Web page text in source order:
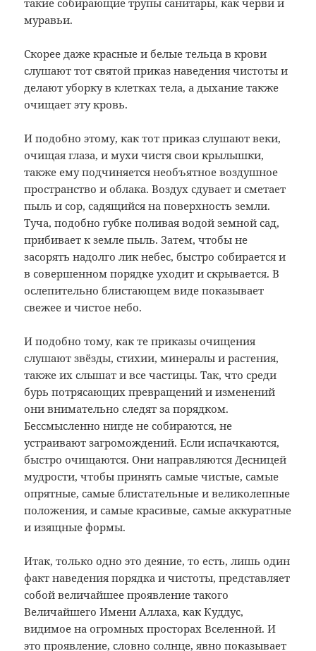
такие собирающие трупы санитары, как черви и
муравьи.
Скорее даже красные и белые тельца в крови
слушают тот святой приказ наведения чистоты и
делают уборку в клетках тела, а дыхание также
очищает эту кровь.
И подобно этому, как тот приказ слушают веки,
очищая глаза, и мухи чистя свои крылышки,
также ему подчиняется необъятное воздушное
пространство и облака. Воздух сдувает и сметает
пыль и сор, садящийся на поверхность земли.
Туча, подобно губке поливая водой земной сад,
прибивает к земле пыль. Затем, чтобы не
засорять надолго лик небес, быстро собирается и
в совершенном порядке уходит и скрывается. В
ослепительно блистающем виде показывает
свежее и чистое небо.
И подобно тому, как те приказы очищения
слушают звёзды, стихии, минералы и растения,
также их слышат и все частицы. Так, что среди
бурь потрясающих превращений и изменений
они внимательно следят за порядком.
Бессмысленно нигде не собираются, не
устраивают загромождений. Если испачкаются,
быстро очищаются. Они направляются Десницей
мудрости, чтобы принять самые чистые, самые
опрятные, самые блистательные и великолепные
положения, и самые красивые, самые аккуратные
и изящные формы.
Итак, только одно это деяние, то есть, лишь один
факт наведения порядка и чистоты, представляет
собой величайшее проявление такого
Величайшего Имени Аллаха, как Куддус,
видимое на огромных просторах Вселенной. И
это проявление, словно солнце, явно показывает